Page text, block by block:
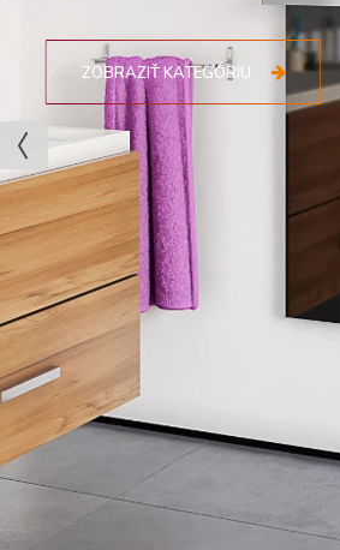
ZOBRAZIŤ KATEGÓRIU